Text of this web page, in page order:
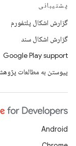
پشتیبانی
گزارش اشکال پلتفورم
گزارش اشکال سند
Google Play support
پیوستن به مطالعات
Android